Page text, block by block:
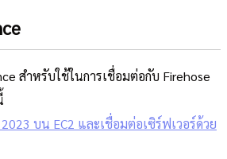
สำหรับใช้ในการเชื่อมต่อกับ Firehose
บน EC2 และเชื่อมต่อเซิร์ฟเวอร์ด้วย